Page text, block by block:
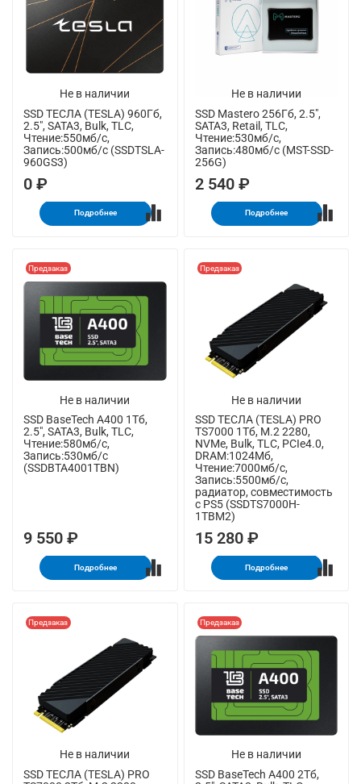
Не в наличии
SSD ТЕСЛА (TESLA) 960Гб,
2.5", SATA3, Bulk, TLC,
Чтение:550мб/с,
Запись:500мб/с (SSDTSLA-
960GS3)
0 ₽
Подробнее
Не в наличии
SSD Mastero 256Гб, 2.5",
SATA3, Retail, TLC,
Чтение:530мб/с,
Запись:480мб/с (MST-SSD-
256G)
2 540 ₽
Подробнее
Не в наличии
Предзаказ
SSD BaseTech A400 1Тб,
2.5", SATA3, Bulk, TLC,
Чтение:580мб/с,
Запись:530мб/с
(SSDBTA4001TBN)
9 550 ₽
Подробнее
Не в наличии
Предзаказ
SSD ТЕСЛА (TESLA) PRO
TS7000 1Тб, M.2 2280,
NVMe, Bulk, TLC, PCIe4.0,
DRAM:1024Мб,
Чтение:7000мб/с,
Запись:5500мб/с,
радиатор, совместимость
с PS5 (SSDTS7000H-
1TBM2)
15 280 ₽
Подробнее
Не в наличии
Предзаказ
SSD ТЕСЛА (TESLA) PRO
Не в наличии
Предзаказ
SSD BaseTech A400 2Тб,